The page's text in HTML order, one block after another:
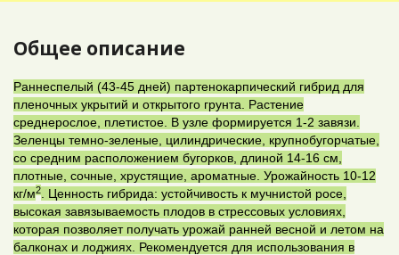
Общее описание
Раннеспелый (43-45 дней) партенокарпический гибрид для
пленочных укрытий и открытого грунта. Растение
среднерослое, плетистое. В узле формируется 1-2 завязи.
Зеленцы темно-зеленые, цилиндрические, крупнобугорчатые,
со средним расположением бугорков, длиной 14-16 см,
плотные, сочные, хрустящие, ароматные. Урожайность 10-12
кг/м2
. Ценность гибрида: устойчивость к мучнистой росе,
высокая завязываемость плодов в стрессовых условиях,
которая позволяет получать урожай ранней весной и летом на
балконах и лоджиях. Рекомендуется для использования в